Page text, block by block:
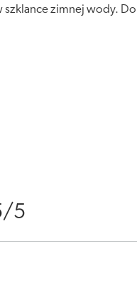
szklance zimnej wody.
5